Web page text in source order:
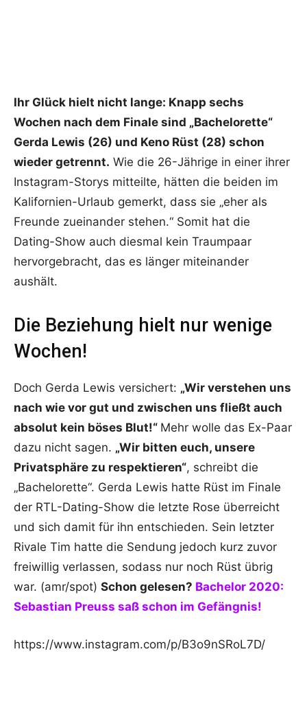
Ihr Glück hielt nicht lange: Knapp sechs
Wochen nach dem Finale sind „Bachelorette“
Gerda Lewis (26) und Keno Rüst (28) schon
wieder getrennt. Wie die 26-Jährige in einer ihrer
Instagram-Storys mitteilte, hätten die beiden im
Kalifornien-Urlaub gemerkt, dass sie „eher als
Freunde zueinander stehen.“ Somit hat die
Dating-Show auch diesmal kein Traumpaar
hervorgebracht, das es länger miteinander
aushält.
Die Beziehung hielt nur wenige
Wochen!
Doch Gerda Lewis versichert: „Wir verstehen uns
nach wie vor gut und zwischen uns fließt auch
absolut kein böses Blut!“ Mehr wolle das Ex-Paar
dazu nicht sagen. „Wir bitten euch, unsere
Privatsphäre zu respektieren“, schreibt die
„Bachelorette“. Gerda Lewis hatte Rüst im Finale
der RTL-Dating-Show die letzte Rose überreicht
und sich damit für ihn entschieden. Sein letzter
Rivale Tim hatte die Sendung jedoch kurz zuvor
freiwillig verlassen, sodass nur noch Rüst übrig
war. (amr/spot) Schon gelesen? Bachelor 2020:
Sebastian Preuss saß schon im Gefängnis!
https://www.instagram.com/p/B3o9nSRoL7D/